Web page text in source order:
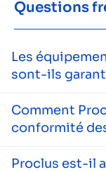
Questions
Les
sont-ils
Comment
conformité
Proclus est-il